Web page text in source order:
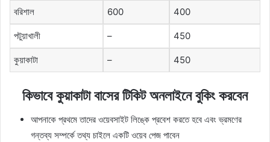
বরিশাল 600 400
পটুয়াখালী – 450
কুয়াকাটা – 450
কিভাবে কুয়াকাটা বাসের টিকিট অনলাইনে বুকিং করবেন
আপনাকে প্রথমে তাদের ওয়েবসাইট লিঙ্কে প্রবেশ করতে হবে এবং ভ্রমণের
গন্তব্য সম্পর্কে তথ্য চাইলে একটি ওয়েব পেজ পাবেন